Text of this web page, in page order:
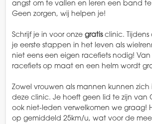
angst om te vallen en leren een band
Geen zorgen, wij helpen je!
Schrijf je in voor onze gratisclinic. Tijdens
je eerste stappen in het leven als
niet eens een eigen racefiets nodig! Van
racefiets op maat en een helm wordt
Zowel vrouwen als mannen kunnen zich
deze clinic. Je hoeft geen lid te zijn van
ook niet-leden verwelkomen we graag!
op gemiddeld 25km/u, wat voor de